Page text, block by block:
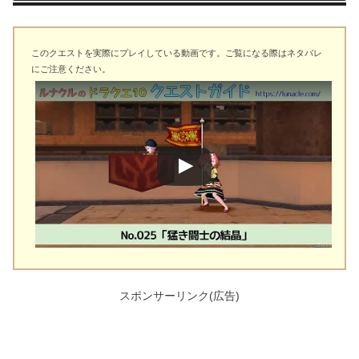
このクエストを実際にプレイしている動画です。ご覧になる際はネタバレ
にご注意ください。
スポンサーリンク(広告)